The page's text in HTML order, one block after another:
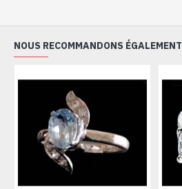
NOUS RECOMMANDONS ÉGALEMENT